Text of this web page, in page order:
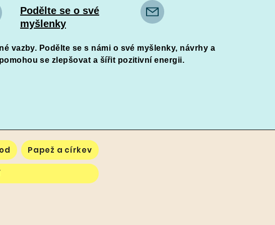
Podělte se o své
myšlenky
vazby. Podělte se s námi o své myšlenky, návrhy a
se zlepšovat a šířit pozitivní energii.
Papež a církev